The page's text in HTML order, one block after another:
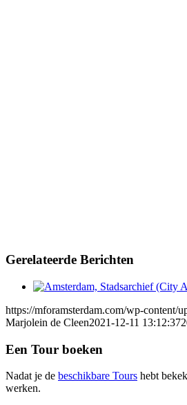
Gerelateerde Berichten
https://mforamsterdam.com/wp-content/
Marjolein de Cleen2021-12-11 13:12:37
Een Tour boeken
Nadat je de beschikbare Tours hebt
werken.